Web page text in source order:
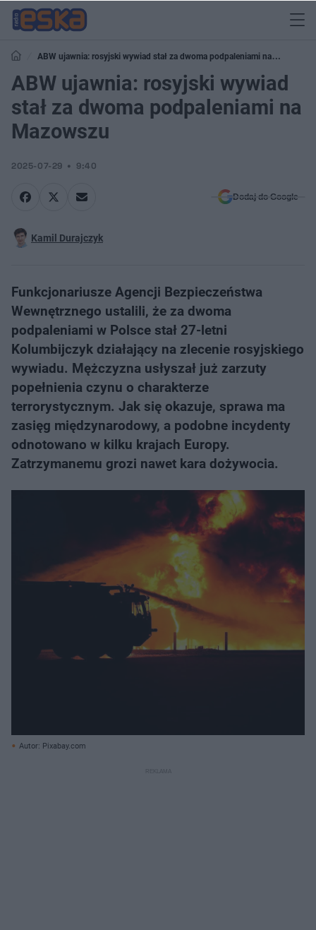
ABW ujawnia: rosyjski wywiad stał za dwoma podpaleniami na
Mazowszu
ABW ujawnia: rosyjski wywiad
stał za dwoma podpaleniami na
Mazowszu
2025-07-29 9:40
Dodaj do Google
Kamil Durajczyk
Funkcjonariusze Agencji Bezpieczeństwa
Wewnętrznego ustalili, że za dwoma
podpaleniami w Polsce stał 27-letni
Kolumbijczyk działający na zlecenie rosyjskiego
wywiadu. Mężczyzna usłyszał już zarzuty
popełnienia czynu o charakterze
terrorystycznym. Jak się okazuje, sprawa ma
zasięg międzynarodowy, a podobne incydenty
odnotowano w kilku krajach Europy.
Zatrzymanemu grozi nawet kara dożywocia.
Autor: Pixabay.com